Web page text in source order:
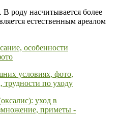
В роду насчитывается более
естественным ареалом